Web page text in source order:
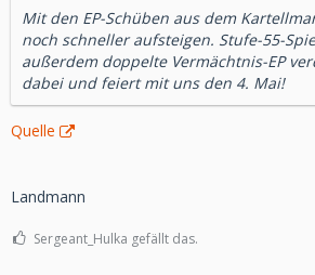
lebhafter Planeten erkunden und
Kämpfe bestreiten. Die Spieler können
Geschichten aller acht klassischen Star
monatliche Gebühr bis Stufe 50 erleben.
Spielmodell ergänzt das bestehende
und ermöglicht Spielern größere
Strongholds, findet ihr auf
Mit den EP-Schüben aus dem
noch schneller aufsteigen. Stufe-55-
außerdem doppelte Vermächtnis-EP
dabei und feiert mit uns den 4. Mai!
Quelle
Landmann
Sergeant_Hulka gefällt das.